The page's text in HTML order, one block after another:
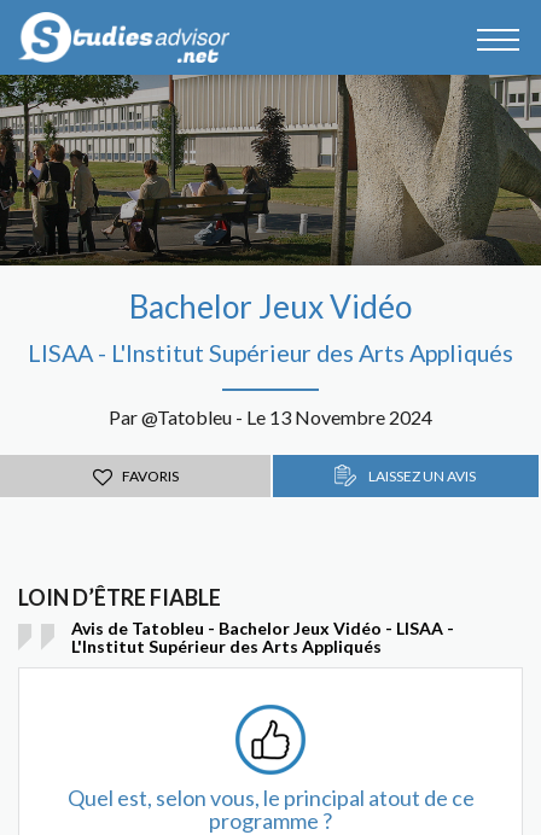
Bachelor Jeux Vidéo
LISAA - L'Institut Supérieur des Arts Appliqués
Par @Tatobleu - Le 13 Novembre 2024
FAVORIS LAISSEZ UN AVIS
LOIN D’ÊTRE FIABLE
Avis de Tatobleu - Bachelor Jeux Vidéo - LISAA -
L'Institut Supérieur des Arts Appliqués
Quel est, selon vous, le principal atout de ce
programme ?